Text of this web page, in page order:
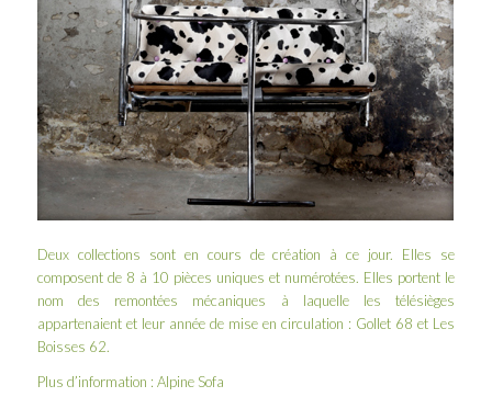
Deux collections sont en cours de création à ce jour. Elles se
composent de 8 à 10 pièces uniques et numérotées. Elles portent le
nom des remontées mécaniques à laquelle les télésièges
appartenaient et leur année de mise en circulation : Gollet 68 et Les
Boisses 62.
Plus d’information : Alpine Sofa